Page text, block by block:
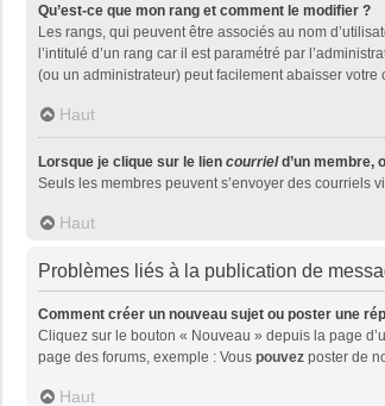
Qu’est-ce que mon rang et comment le modifier ?
Les rangs, qui peuvent être associés au nom
l’intitulé d’un rang car il est paramétré par
(ou un administrateur) peut facilement abaisser votre
Haut
Lorsque je clique sur le lien courrield’un membre,
Seuls les membres peuvent s’envoyer des courriels
Haut
Problèmes liés à la publication de
Comment créer un nouveau sujet ou poster une
Cliquez sur le bouton « Nouveau » depuis la page
page des forums, exemple : Vous pouvez poster de
Haut